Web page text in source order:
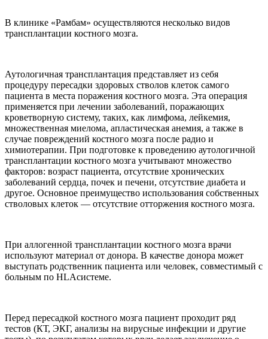
В клинике «Рамбам» осуществляются несколько видов
трансплантации костного мозга.
Аутологичная трансплантация представляет из себя
процедуру пересадки здоровых стволов клеток самого
пациента в места поражения костного мозга. Эта операция
применяется при лечении заболеваний, поражающих
кроветворную систему, таких, как лимфома, лейкемия,
множественная миелома, апластическая анемия, а также в
случае повреждений костного мозга после радио­ и
химиотерапии. При подготовке к проведению аутологичной
трансплантации костного мозга учитывают множество
факторов: возраст пациента, отсутствие хронических
заболеваний сердца, почек и печени, отсутствие диабета и
другое. Основное преимущество использования собственных
стволовых клеток — отсутствие отторжения костного мозга.
При аллогенной трансплантации костного мозга врачи
используют материал от донора. В качестве донора может
выступать родственник пациента или человек, совместимый с
больным по HLA­системе.
Перед пересадкой костного мозга пациент проходит ряд
тестов (КТ, ЭКГ, анализы на вирусные инфекции и другие